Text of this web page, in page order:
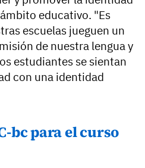
educativo. "Es
escuelas jueguen un
de nuestra lengua y
estudiantes se sientan
con una identidad
bc para el curso